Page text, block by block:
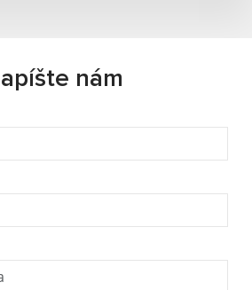
nám